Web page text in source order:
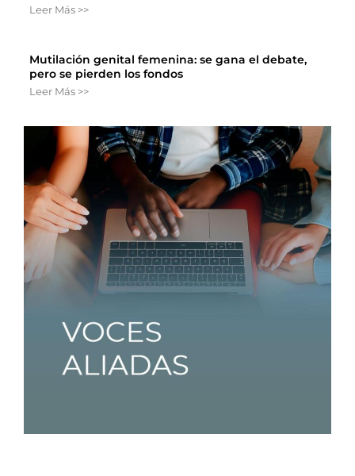
Leer Más >>
Mutilación genital femenina: se gana el debate,
pero se pierden los fondos
Leer Más >>